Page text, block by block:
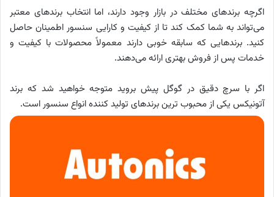
اگرچه برندهای مختلف در بازار وجود دارند، اما انتخاب برندهای معتبر
می‌تواند به شما کمک کند تا از کیفیت و کارایی سنسور اطمینان حاصل
کنید. برندهایی که سابقه خوبی دارند معمولاً محصولات با کیفیت و
خدمات پس از فروش بهتری ارائه می‌دهند.
اگر با سرچ دقیق در گوگل پیش بروید متوجه خواهید شد که برند
آتونیکس یکی از محبوب ترین برندهای تولید کننده انواع سنسور است.